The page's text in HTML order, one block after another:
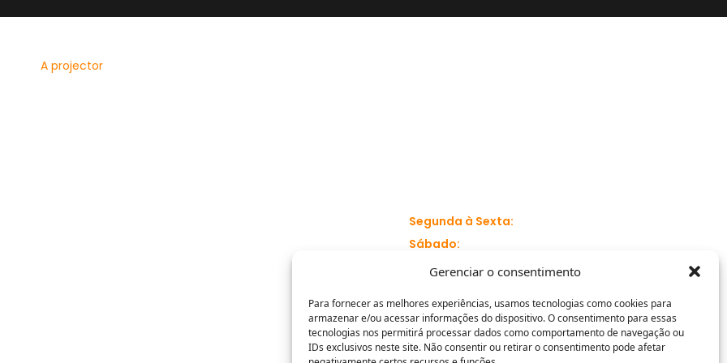
Gerenciar o consentimento
Para fornecer as melhores experiências, usamos tecnologias como cookies para
armazenar e/ou acessar informações do dispositivo. O consentimento para essas
tecnologias nos permitirá processar dados como comportamento de navegação ou
IDs exclusivos neste site. Não consentir ou retirar o consentimento pode afetar
A projector
Segunda à Sexta:
Sábado:
club, Hipercard, American Express; Boleto Bancário e Débito.